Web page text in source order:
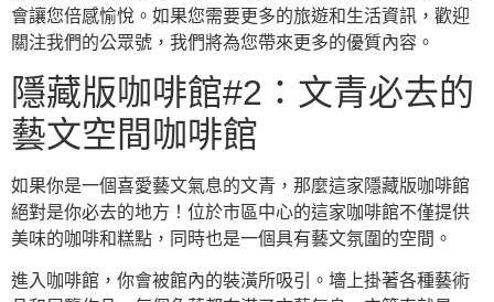
會讓您倍感愉悅。如果您需要更多的旅遊和生活資訊，歡迎
關注我們的公眾號，我們將為您帶來更多的優質內容。
隱藏版咖啡館#2：文青必去的
藝文空間咖啡館
如果你是一個喜愛藝文氣息的文青，那麼這家隱藏版咖啡館
絕對是你必去的地方！位於市區中心的這家咖啡館不僅提供
美味的咖啡和糕點，同時也是一個具有藝文氛圍的空間。
進入咖啡館，你會被館內的裝潢所吸引。墻上掛著各種藝術